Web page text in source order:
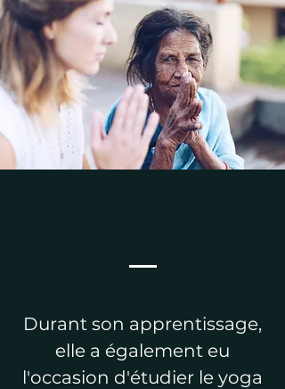
Durant son apprentissage,
elle a également eu
l'occasion d'étudier le yoga